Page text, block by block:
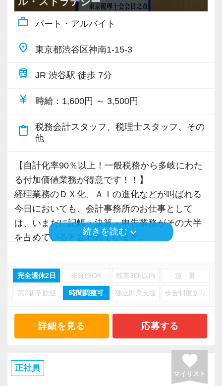
税務能力検定等の資格検定に合格するともらえ
る「合格手当」など、当社ならではの制度を設
詳しくはこちら（リンク先：https://www.tokyo-
す】
仕事をする上では5つのこだわり「クイックレス
ポンス・プラス思考・有言実行・他責禁止・気
より多くの「ありがとう」と笑顔をいただき続
けるために「情熱家であれ！」がモットーで
す。
【求職者へのメッセージ】
当社の実践型インターンでは、普段の学生生活
そのため、勢いだけではどうにもならない課題
や問題点もでてきますが、一つずつ確実に乗り
常に自ら学ぶ姿勢で臨んでください。着実に実
績を作りながら課題や問題の分析スキルを身に
付ける経験を積むことが自信に繋がります。
多くのインターン生を育成した実績があります
ので、安心して仲間と一緒に働く楽しさと自分
【こんな方を求めています】
・責任感を持って仕事に取り組める人
・若手を引っ張っていくリーダーになれる人
【ITシステム完備で効率よく業務をこなせま
IT化が非常に進んでいるのも当社の特徴。
モニターを全席設置。
入力もAI-OCRを使用して、業務効率化とペーパ
ーレス化を進めています。kintoneや
LINEWORKS、クラウドサインなどを活用して
いるので効率よくストレスフリーに業務をこな
せます。
【明確なキャリアパスで成長をバックアップし
ます】
められる業務レベルや役割を明確にしていま
す。目標設定がしやすく、成長を実感しながら
昇級は年に2回の自己申請制で何度でもチャレン
ジできます。
・事務処理作業を極力お受けしない。
・特定の人に偏るお仕事を分散化（人の分散）
散）
を徹底していることが挙げられます。
・・・しかし、もしかしたら、一番の理由は代
表が残業嫌いだからかもしれません(笑)。
そのほか、個別の事情による勤務時間の調整な
どのご相談も受け付けています。
＜頑張りに応じたインセンティブも支給！＞
最初は難しいかもしれませんが、
相続税申告やＭ＆Ａ支援など、専門性が問われ
る業務を担当した方には、売上と関与度合に応
じて、賞与支給時に、通常の賞与とは別途イン
センティブとして加算していますので、頑張っ
【求めている人物像／向いているタイプ】
▼経理業務の基礎からきちんと体系的に経験を
積みたい方。
▼税理士の資格取得に向けて仕事と学校を両立
させたい方
▼向上心があり、丁寧なお仕事ができる方
▼税務・経営サポートのプロとして専門性を高
な。」
現スタッフの多くも最初は同じ気持ちでした
が、未経験の業務でも社内研修やOJTを経て少
また、社内のチェック体制がしっかりしている
ができます。
を、全力でサポートいたします。
仕事の醍醐味」
小規模な事務所だからこそ、クライアントとじ
っくり向き合い、より一層、頼られる専門家と
して成長いただきたいと考えています。
【税理士試験合格を目指すあなたを応援しま
働きながら、税理士試験合格を目指されている
方には、「忙しくて勉強時間が取れない。」と
の思いがあるのではないでしょうか。
一方で、専門的な知識が身に着かないと、大き
なお仕事や難しいお仕事を任されるなども限ら
レンマがあります。
work_outline パート・アルバイト
place 東京都渋谷区神南1-15-3
train JR 渋谷駅 徒歩 7分
currency_yen 時給 ：1,600円 ～ 3,500円
content_paste
税務会計スタッフ、税理士スタッフ、その
他
【自計化率90％以上！一般税務から多岐にわた
る付加価値業務が得意です！！】
経理業務のＤＸ化、ＡＩの進化などが叫ばれる
今日においても、会計事務所のお仕事として
は、いまだに記帳・決算・申告業務がその大半
を占めていると言われています。
とするような働き方は、避けなければなりませ
ん。
私共は、自計化しているクライアントを中心と
しており、2005年の創業以来これまで巡回監
査・勉強会などを通じて、クライアントの経理
業務の精度向上に努めております。
そのため、日々の経理作業の大幅な効率化がで
続きを読む keyboard_arrow_down
完全週休2日 未経験OK 残業30h以内 急 募
第2新卒歓迎 時間調整可 独立開業支援 歩合制度あり
詳細を見る 応募する
正社員 favorite
マイリスト